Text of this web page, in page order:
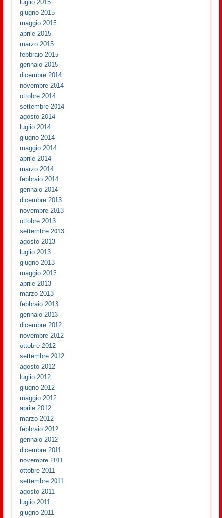
luglio 2015
giugno 2015
maggio 2015
aprile 2015
marzo 2015
febbraio 2015
gennaio 2015
dicembre 2014
novembre 2014
ottobre 2014
settembre 2014
agosto 2014
luglio 2014
giugno 2014
maggio 2014
aprile 2014
marzo 2014
febbraio 2014
gennaio 2014
dicembre 2013
novembre 2013
ottobre 2013
settembre 2013
agosto 2013
luglio 2013
giugno 2013
maggio 2013
aprile 2013
marzo 2013
febbraio 2013
gennaio 2013
dicembre 2012
novembre 2012
ottobre 2012
settembre 2012
agosto 2012
luglio 2012
giugno 2012
maggio 2012
aprile 2012
marzo 2012
febbraio 2012
gennaio 2012
dicembre 2011
novembre 2011
ottobre 2011
settembre 2011
agosto 2011
luglio 2011
giugno 2011